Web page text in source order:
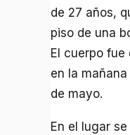
de 27 años,
piso de una
El cuerpo
en la
de mayo.
En el lugar